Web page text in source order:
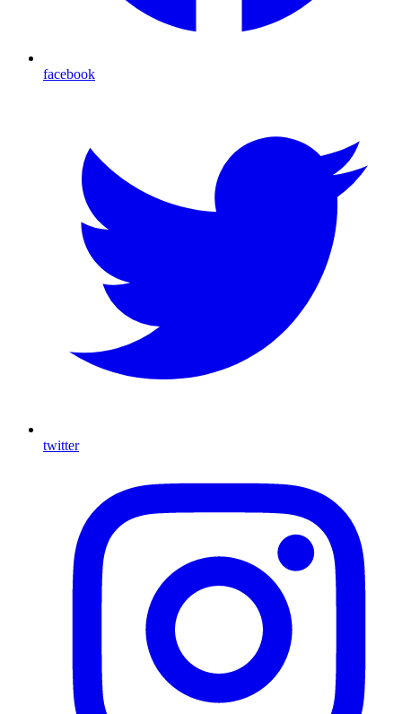
facebook
twitter